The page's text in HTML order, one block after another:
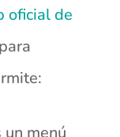
oficial de